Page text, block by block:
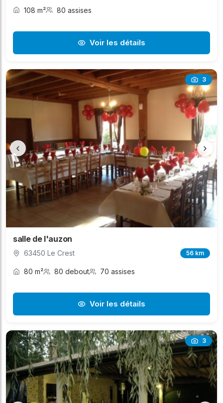
108 m² 80 assises
Voir les détails
3
‹ ›
salle de l'auzon
63450 Le Crest 56 km
80 m² 80 debout 70 assises
Voir les détails
3